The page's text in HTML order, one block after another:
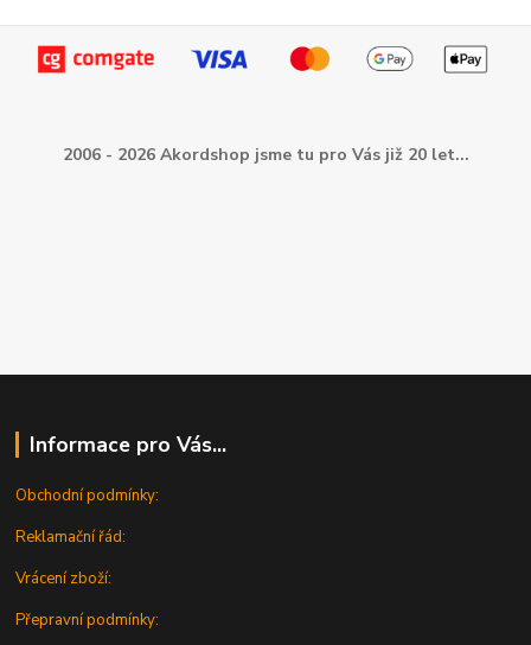
2006 - 2026 Akordshop jsme tu pro Vás již 20 let...
Informace pro Vás...
Obchodní podmínky:
Reklamační řád:
Vrácení zboží:
Přepravní podmínky: